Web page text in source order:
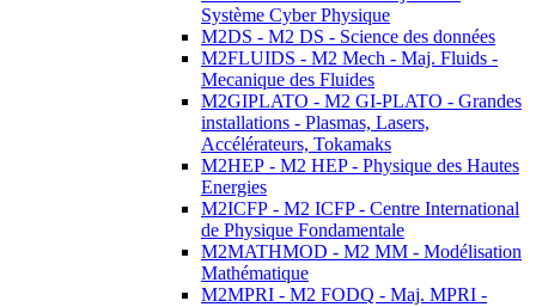
Système Cyber Physique
M2DS - M2 DS - Science des données
M2FLUIDS - M2 Mech - Maj. Fluids -
Mecanique des Fluides
M2GIPLATO - M2 GI-PLATO - Grandes
installations - Plasmas, Lasers,
Accélérateurs, Tokamaks
M2HEP - M2 HEP - Physique des Hautes
Energies
M2ICFP - M2 ICFP - Centre International
de Physique Fondamentale
M2MATHMOD - M2 MM - Modélisation
Mathématique
M2MPRI - M2 FODQ - Maj. MPRI -